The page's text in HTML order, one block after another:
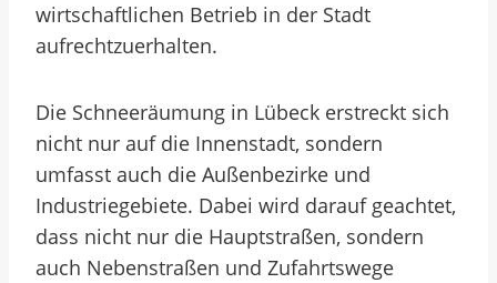
wirtschaftlichen Betrieb in der Stadt
aufrechtzuerhalten.
Die Schneeräumung in Lübeck erstreckt sich
nicht nur auf die Innenstadt, sondern
umfasst auch die Außenbezirke und
Industriegebiete. Dabei wird darauf geachtet,
dass nicht nur die Hauptstraßen, sondern
auch Nebenstraßen und Zufahrtswege